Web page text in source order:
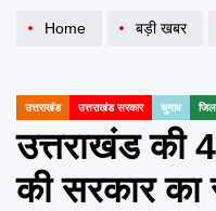
Home बड़ी खबर
POSTED
उत्तराखंड उत्तराखंड सरकार चुनाव
उत्तराखंड की
की सरकार का